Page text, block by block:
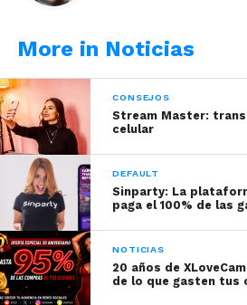
Puede que en tu infancia
“El Chavo del ocho” y
se asustaba le daba la
hacía que su cuerpo se
estático sin moverse ¿Cierto?
More in Noticias
CONSEJOS
Stream Master:
celular
DEFAULT
Sinparty: La
paga el 100% de las
NOTICIAS
20 años de
de lo que gasten tus